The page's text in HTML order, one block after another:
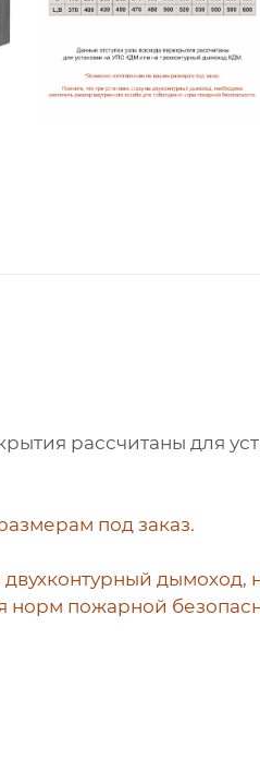
рассчитаны для
под заказ.
двухконтурный дымоход,
норм пожарной